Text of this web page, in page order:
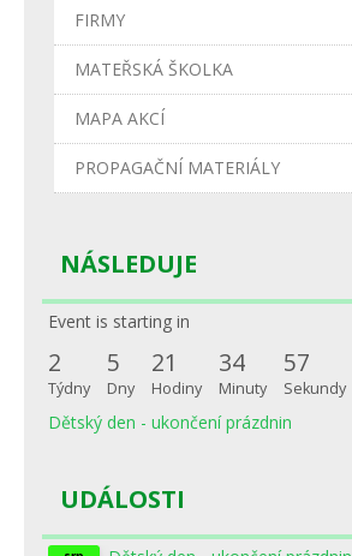
FIRMY
MATEŘSKÁ ŠKOLKA
MAPA AKCÍ
PROPAGAČNÍ MATERIÁLY
NÁSLEDUJE
Event is starting in
2
Týdny
5
Dny
21
Hodiny
34
Minuty
57
Sekundy
Dětský den - ukončení prázdnin
UDÁLOSTI